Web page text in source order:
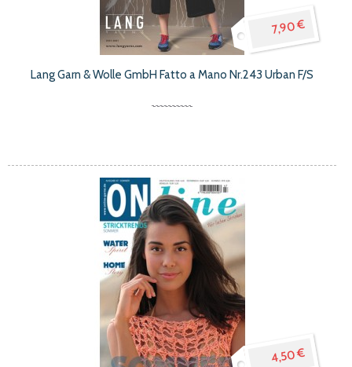
7,90 €
Lang Garn & Wolle GmbH Fatto a Mano Nr.243 Urban F/S
4,50 €